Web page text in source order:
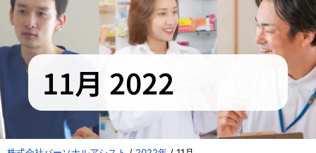
11月 2022